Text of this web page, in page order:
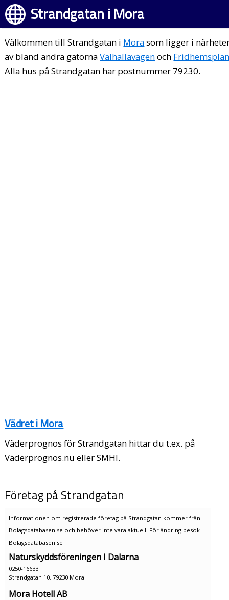
Strandgatan i Mora
Välkommen till Strandgatan i Morasom ligger i
av bland andra gatornaValhallavägenoch
Alla hus på Strandgatan har postnummer 79230.
Vädret i Mora
Väderprognos för Strandgatan hittar du t.ex. på
Väderprognos.nu eller SMHI.
Företag på Strandgatan
Informationen om registrerade företag på Strandgatan kommer från
Bolagsdatabasen.se och behöver inte vara aktuell. För ändring besök
Bolagsdatabasen.se
Naturskyddsföreningen I Dalarna
0250-16633
Strandgatan 10, 79230 Mora
Mora Hotell AB